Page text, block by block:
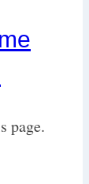
page.